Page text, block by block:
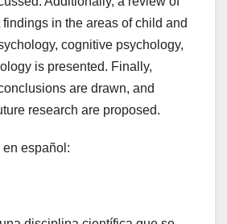
in the areas of child and
cognitive psychology,
is presented. Finally,
are drawn, and
research are proposed.
español: